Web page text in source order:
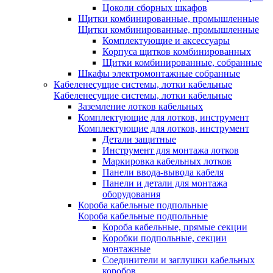
Цоколи сборных шкафов
Щитки комбинированные, промышленные
Щитки комбинированные, промышленные
Комплектующие и аксессуары
Корпуса щитков комбинированных
Щитки комбинированные, собранные
Шкафы электромонтажные собранные
Кабеленесущие системы, лотки кабельные
Кабеленесущие системы, лотки кабельные
Заземление лотков кабельных
Комплектующие для лотков, инструмент
Комплектующие для лотков, инструмент
Детали защитные
Инструмент для монтажа лотков
Маркировка кабельных лотков
Панели ввода-вывода кабеля
Панели и детали для монтажа
оборудования
Короба кабельные подпольные
Короба кабельные подпольные
Короба кабельные, прямые секции
Коробки подпольные, секции
монтажные
Соединители и заглушки кабельных
коробов